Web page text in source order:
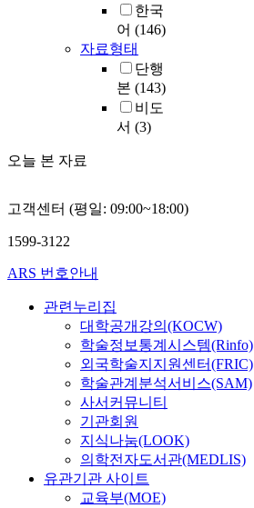
한국
어 (146)
자료형태
단행
본 (143)
비도
서 (3)
오늘 본 자료
고객센터 (평일: 09:00~18:00)
1599-3122
ARS 번호안내
관련누리집
대학공개강의(KOCW)
학술정보통계시스템(Rinfo)
외국학술지지원센터(FRIC)
학술관계분석서비스(SAM)
사서커뮤니티
기관회원
지식나눔(LOOK)
의학전자도서관(MEDLIS)
유관기관 사이트
교육부(MOE)